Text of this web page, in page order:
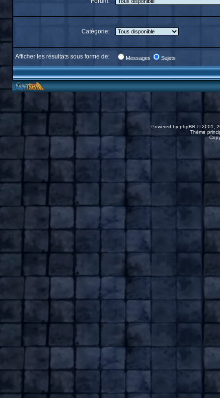
Catégorie:
Afficher les résultats sous forme de: Messages Sujets
Powered by phpBB © 2001,
Thème